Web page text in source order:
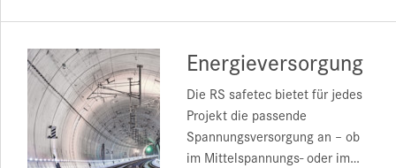
Energieversorgung
Die RS safetec bietet für jedes
Projekt die passende
Spannungsversorgung an – ob
im Mittelspannungs- oder im…